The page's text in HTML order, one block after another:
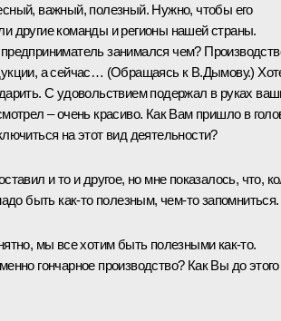
важный, полезный. Нужно, чтобы его
другие команды и регионы нашей страны.
занимался чем?
а сейчас… (Обращаясь к В.Дымову.)
С удовольствием подержал в руках
– очень красиво. Как Вам пришло в
на этот вид деятельности?
и то и другое, но мне показалось, что,
быть как-то полезным, чем-то запомниться.
мы все хотим быть полезными как-то.
гончарное производство? Как Вы до этого